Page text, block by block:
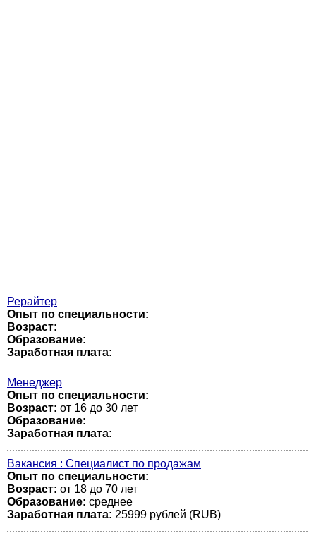
Рерайтер
Опыт по специальности:
Возраст:
Образование:
Заработная плата:
Менеджер
Опыт по специальности:
Возраст: от 16 до 30 лет
Образование:
Заработная плата:
Вакансия : Специалист по продажам
Опыт по специальности:
Возраст: от 18 до 70 лет
Образование: среднее
Заработная плата: 25999 рублей (RUB)